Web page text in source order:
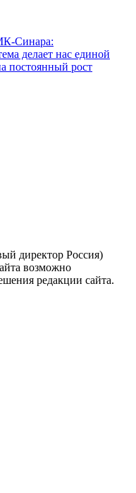
Синара:
делает нас единой
постоянный рост
директор Россия)
возможно
редакции сайта.